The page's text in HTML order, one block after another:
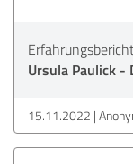
Ursula Paulick -
15.11.2022